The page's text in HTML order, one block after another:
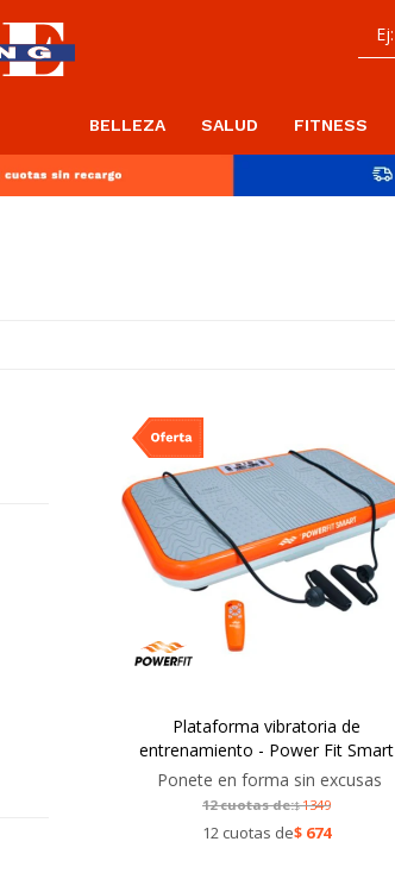
BELLEZA SALUD FITNESS
Plataforma vibratoria de
entrenamiento - Power Fit Smart
Ponete en forma sin excusas
12 cuotas de:$1349
12 cuotas de$ 674